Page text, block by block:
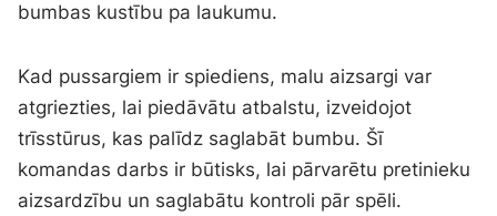
bumbas kustību pa laukumu.
Kad pussargiem ir spiediens, malu aizsargi var
atgriezties, lai piedāvātu atbalstu, izveidojot
trīsstūrus, kas palīdz saglabāt bumbu. Šī
komandas darbs ir būtisks, lai pārvarētu pretinieku
aizsardzību un saglabātu kontroli pār spēli.